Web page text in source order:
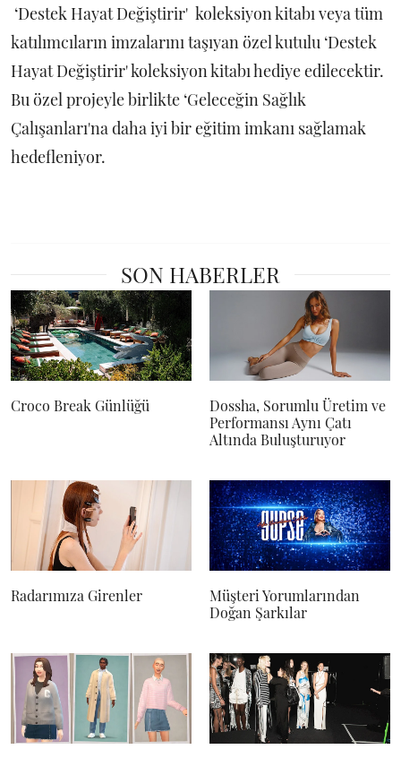
‘Destek Hayat Değiştirir' koleksiyon kitabı veya tüm
katılımcıların imzalarını taşıyan özel kutulu ‘Destek
Hayat Değiştirir' koleksiyon kitabı hediye edilecektir.
Bu özel projeyle birlikte ‘Geleceğin Sağlık
Çalışanları'na daha iyi bir eğitim imkanı sağlamak
hedefleniyor.
SON HABERLER
Croco Break Günlüğü
Dossha, Sorumlu Üretim ve
Performansı Aynı Çatı
Altında Buluşturuyor
Radarımıza Girenler
Müşteri Yorumlarından
Doğan Şarkılar